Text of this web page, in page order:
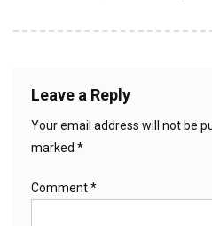
Leave a Reply
Your email address will not be
marked *
Comment*